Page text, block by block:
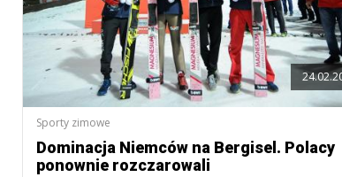
Sporty zimowe
Dominacja Niemców na Bergisel. Polacy
ponownie rozczarowali